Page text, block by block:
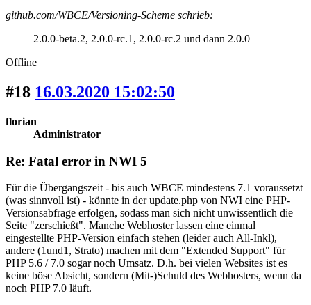
github.com/WBCE/Versioning-Scheme schrieb:
2.0.0-beta.2, 2.0.0-rc.1, 2.0.0-rc.2 und dann 2.0.0
Offline
#18 16.03.2020 15:02:50
florian
Administrator
Re: Fatal error in NWI 5
Für die Übergangszeit - bis auch WBCE mindestens 7.1 voraussetzt
(was sinnvoll ist) - könnte in der update.php von NWI eine PHP-
Versionsabfrage erfolgen, sodass man sich nicht unwissentlich die
Seite "zerschießt". Manche Webhoster lassen eine einmal
eingestellte PHP-Version einfach stehen (leider auch All-Inkl),
andere (1und1, Strato) machen mit dem "Extended Support" für
PHP 5.6 / 7.0 sogar noch Umsatz. D.h. bei vielen Websites ist es
keine böse Absicht, sondern (Mit-)Schuld des Webhosters, wenn da
noch PHP 7.0 läuft.